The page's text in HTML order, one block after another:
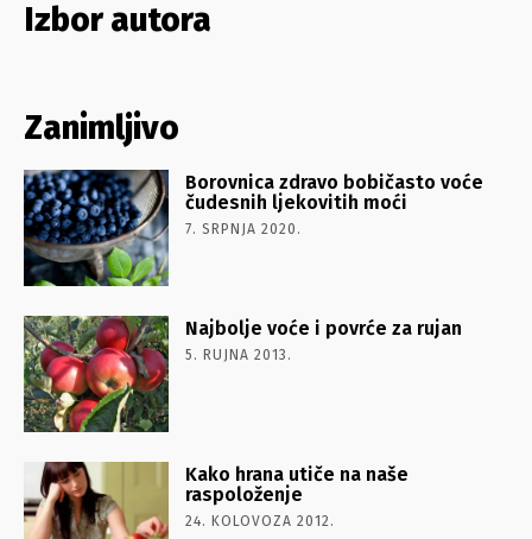
Izbor autora
Zanimljivo
Borovnica zdravo bobičasto voće
čudesnih ljekovitih moći
7. SRPNJA 2020.
Najbolje voće i povrće za rujan
5. RUJNA 2013.
Kako hrana utiče na naše
raspoloženje
24. KOLOVOZA 2012.